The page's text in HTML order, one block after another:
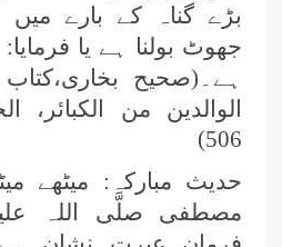
بڑے گناہ کے بارے میں
جھوٹ بولنا ہے یا
ہے۔(صحیح
506)
حدیث مبارکہ: میٹھے
مصطفی صلَّی اللہ